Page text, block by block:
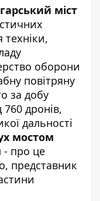
міст
оборони
повітряну
за добу
дронів,
дальності
мостом
- про це
представник